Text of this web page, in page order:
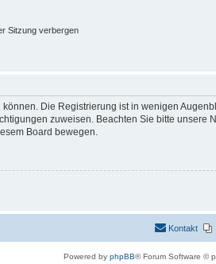
Sitzung verbergen
Die Registrierung ist in wenigen
zuweisen. Beachten Sie bitte
Board bewegen.
Kontakt
Powered by phpBB® Forum Software ©